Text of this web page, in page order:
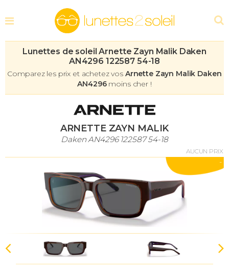
Lunettes de soleil Arnette Zayn Malik Daken
AN4296 122587 54-18
Comparez les prix et achetez vos Arnette Zayn Malik Daken
AN4296moins cher !
ARNETTE ZAYN MALIK
Daken AN4296 122587 54-18
AUCUN PRIX
-